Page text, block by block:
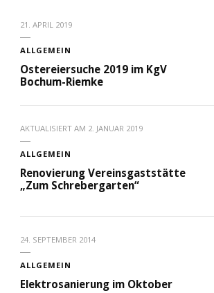
21. APRIL 2019
ALLGEMEIN
Ostereiersuche 2019 im KgV
Bochum-Riemke
AKTUALISIERT AM 2. JANUAR 2019
ALLGEMEIN
Renovierung Vereinsgaststätte
„Zum Schrebergarten“
24. SEPTEMBER 2014
ALLGEMEIN
Elektrosanierung im Oktober